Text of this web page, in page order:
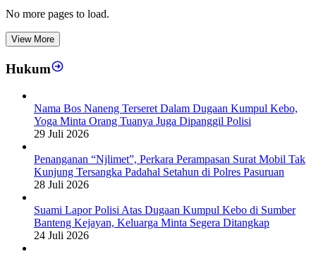
No more pages to load.
View More
Hukum
Nama Bos Naneng Terseret Dalam Dugaan Kumpul Kebo,
Yoga Minta Orang Tuanya Juga Dipanggil Polisi
29 Juli 2026
Penanganan “Njlimet”, Perkara Perampasan Surat Mobil Tak
Kunjung Tersangka Padahal Setahun di Polres Pasuruan
28 Juli 2026
Suami Lapor Polisi Atas Dugaan Kumpul Kebo di Sumber
Banteng Kejayan, Keluarga Minta Segera Ditangkap
24 Juli 2026